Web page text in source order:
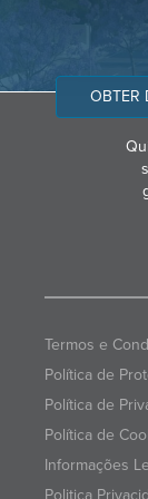
OBTER
Termos e
Política de
Política de
Política de
Informações